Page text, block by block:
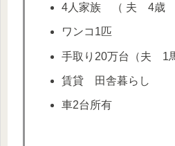
4人家族 （ 夫 4歳
ワンコ1匹
手取り20万台（夫 1
賃貸 田舎暮らし
車2台所有